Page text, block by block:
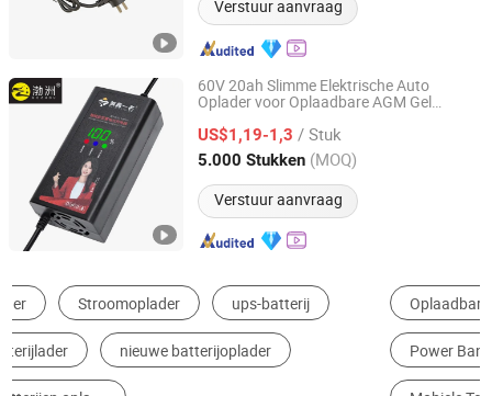
Verstuur aanvraag
60V 20ah Slimme Elektrische Auto
Oplader voor Oplaadbare AGM Gel
Connector
US$1,19-1,3 / Stuk
5.000 Stukken (MOQ)
Verstuur aanvraag
Yangzhou Bozhou Import and Export Trading Co., Ltd.
Jiangsu, China Sinds 2025
Oplaadbare Batterij & Oplader Acculader Adapter
Power Bank Lithium Batterij